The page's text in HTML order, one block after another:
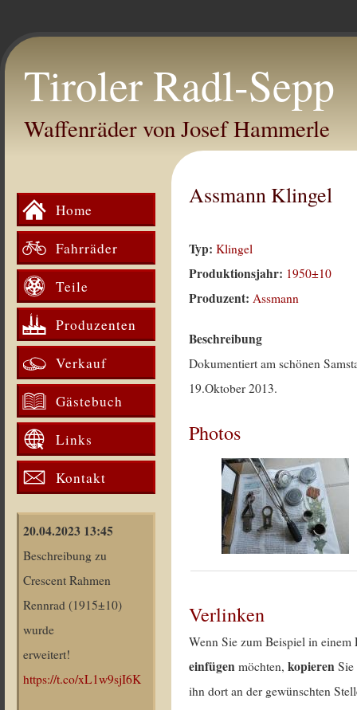
Tiroler Radl-Sepp
Waffenräder von Josef Hammerle
Home
Fahrräder
Teile
Produzenten
Verkauf
Gästebuch
Links
Kontakt
20.04.2023 13:45
Beschreibung zu
Crescent Rahmen
Rennrad (1915±10)
wurde
erweitert!
https://t.co/xL1w9sjI6K
Assmann Klingel
Typ:Klingel
Produktionsjahr: 1950±10
Produzent:Assmann
Beschreibung
Dokumentiert am schönen
19.Oktober 2013.
Photos
Verlinken
Wenn Sie zum Beispiel in
einfügen möchten,kopieren
ihn dort an der gewünschten